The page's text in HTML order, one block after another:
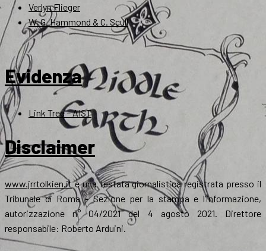
Verlyn Flieger
W. G. Hammond & C. Scull
Evidenza
Link Tree – AIST
Disclaimer
www.jrrtolkien.itè una testata giornalistica registrata presso il
Tribunale di Roma - Sezione per la stampa e l’informazione,
autorizzazione n° 04/2021 del 4 agosto 2021. Direttore
responsabile: Roberto Arduini.